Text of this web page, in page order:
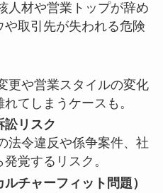
人材や営業トップが辞め
取引先が失われる危険
更や営業スタイルの変化
てしまうケースも。
訟リスク
法令違反や係争案件、社
覚するリスク。
チャーフィット問題）